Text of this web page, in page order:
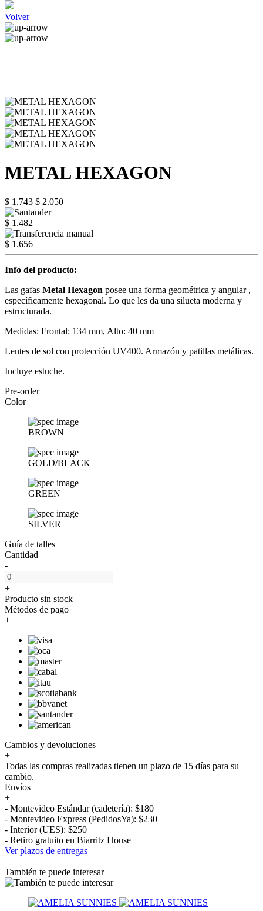
Volver
METAL HEXAGON
$ 1.743 $ 2.050
$ 1.482
$ 1.656
Info del producto:
Las gafas Metal Hexagon posee una forma geométrica y angular ,
específicamente hexagonal. Lo que les da una silueta moderna y
estructurada.
Medidas: Frontal: 134 mm, Alto: 40 mm
Lentes de sol con protección UV400. Armazón y patillas metálicas.
Incluye estuche.
Pre-order
Color
BROWN
GOLD/BLACK
GREEN
SILVER
Guía de talles
Cantidad
-
+
Producto sin stock
Métodos de pago
+
Cambios y devoluciones
+
Todas las compras realizadas tienen un plazo de 15 días para su
cambio.
Envíos
+
- Montevideo Estándar (cadetería): $180
- Montevideo Express (PedidosYa): $230
- Interior (UES): $250
- Retiro gratuito en Biarritz House
Ver plazos de entregas
También te puede interesar